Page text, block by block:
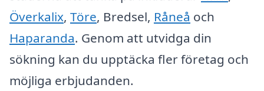
Överkalix, Töre, Bredsel, Råneå och
Haparanda. Genom att utvidga din
sökning kan du upptäcka fler företag och
möjliga erbjudanden.